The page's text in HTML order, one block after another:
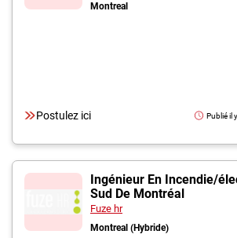
Montreal
Postulez ici Publié il
Ingénieur En Incendie/
Sud De Montréal
Fuze hr
Montreal (Hybride)